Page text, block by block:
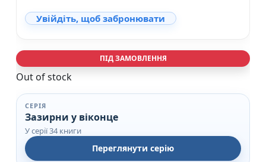
Увійдіть, щоб забронювати
ПІД ЗАМОВЛЕННЯ
Out of stock
СЕРІЯ
Зазирни у віконце
У серії 34 книги
Переглянути серію